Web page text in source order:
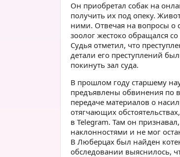
Он приобретал собак на
получить их под опеку.
ними. Отвечая на вопросы о
зоолог жестоко обращался
Судья отметил, что
детали его преступлений
покинуть зал суда.
В прошлом году старшему
предъявлены обвинения по
передаче материалов о
отягчающих
в Telegram. Там он
наклонностями и не мог
В Люберцах был найден
обследовании выяснилось,